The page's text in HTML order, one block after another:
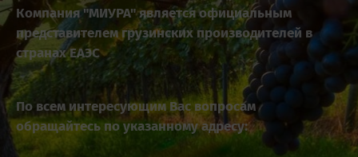
Компания "МИУРА" является официальным
представителем грузинских производителей в
странах ЕАЭС
По всем интересующим Вас вопросам
обращайтесь по указанному адресу: